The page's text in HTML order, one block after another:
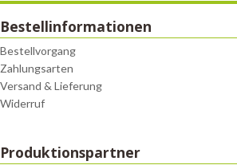
Bestellinformationen
Bestellvorgang
Zahlungsarten
Versand & Lieferung
Widerruf
Produktionspartner